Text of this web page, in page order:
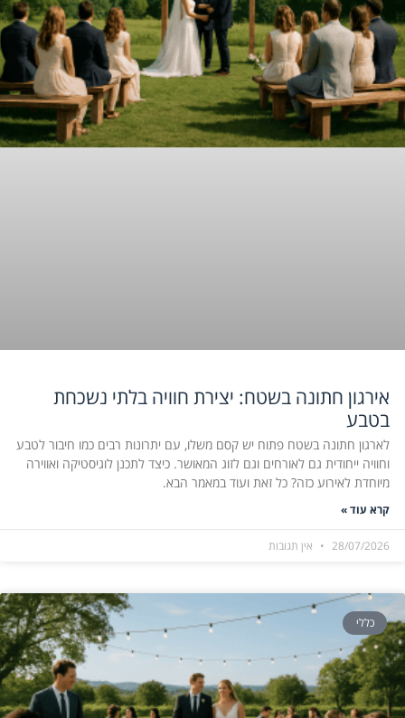
אירגון חתונה בשטח: יצירת חוויה בלתי נשכחת
בטבע
לארגון חתונה בשטח פתוח יש קסם משלו, עם יתרונות רבים כמו חיבור לטבע
וחוויה ייחודית גם לאורחים וגם לזוג המאושר. כיצד לתכנן לוגיסטיקה ואווירה
מיוחדת לאירוע כזה? כל זאת ועוד במאמר הבא.
קרא עוד »
28/07/2026 אין תגובות
כללי